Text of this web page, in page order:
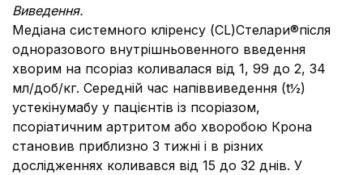
Виведення.
Медіана системного кліренсу (CL)Стелари®після
одноразового внутрішньовенного введення
хворим на псоріаз коливалася від 1, 99 до 2, 34
мл/доб/кг. Середній час напіввиведення (t½)
устекінумабу у пацієнтів із псоріазом,
псоріатичним артритом або хворобою Крона
становив приблизно 3 тижні і в різних
дослідженнях коливався від 15 до 32 днів. У